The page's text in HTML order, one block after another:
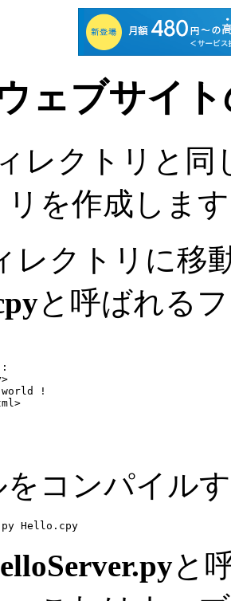
ェブサイ
レクトリと同
リを作成しま
レクトリに移
と呼ばれる
!
をコンパイル
と